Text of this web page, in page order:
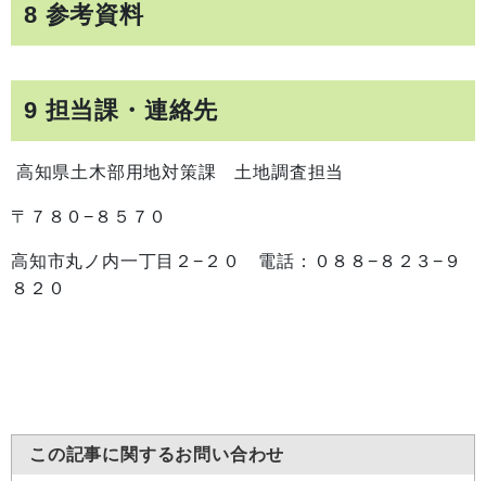
8 参考資料
9 担当課・連絡先
高知県土木部用地対策課 土地調査担当
〒７８０−８５７０
高知市丸ノ内一丁目２−２０ 電話：０８８−８２３−９
８２０
この記事に関するお問い合わせ